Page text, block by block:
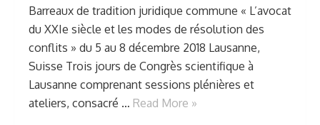
Barreaux de tradition juridique commune « L’avocat
du XXIe siècle et les modes de résolution des
conflits » du 5 au 8 décembre 2018 Lausanne,
Suisse Trois jours de Congrès scientifique à
Lausanne comprenant sessions plénières et
ateliers, consacré … Read More »